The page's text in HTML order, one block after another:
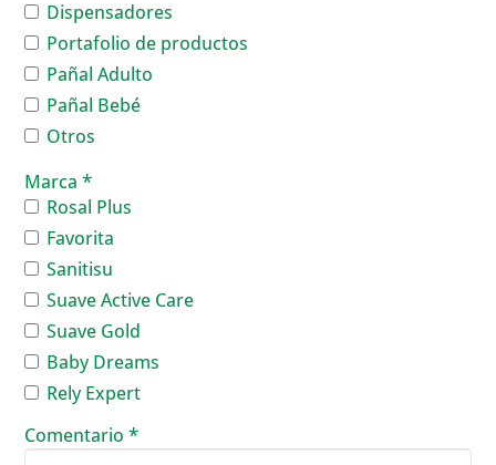
Dispensadores
Portafolio de productos
Pañal Adulto
Pañal Bebé
Otros
Marca *
Rosal Plus
Favorita
Sanitisu
Suave Active Care
Suave Gold
Baby Dreams
Rely Expert
Comentario *